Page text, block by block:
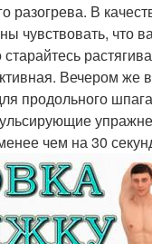
В
чувствовать, что
Вечером же
продольного
чем на 30